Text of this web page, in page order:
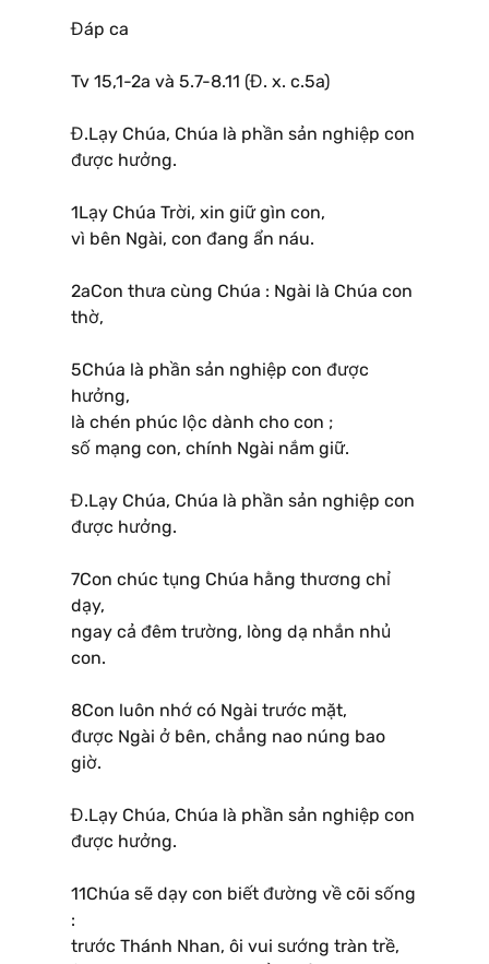
Đáp ca
Tv 15,1-2a và 5.7-8.11 (Đ. x. c.5a)
Đ.Lạy Chúa, Chúa là phần sản nghiệp con
được hưởng.
1Lạy Chúa Trời, xin giữ gìn con,
vì bên Ngài, con đang ẩn náu.
2aCon thưa cùng Chúa : Ngài là Chúa con
thờ,
5Chúa là phần sản nghiệp con được
hưởng,
là chén phúc lộc dành cho con ;
số mạng con, chính Ngài nắm giữ.
Đ.Lạy Chúa, Chúa là phần sản nghiệp con
được hưởng.
7Con chúc tụng Chúa hằng thương chỉ
dạy,
ngay cả đêm trường, lòng dạ nhắn nhủ
con.
8Con luôn nhớ có Ngài trước mặt,
được Ngài ở bên, chẳng nao núng bao
giờ.
Đ.Lạy Chúa, Chúa là phần sản nghiệp con
được hưởng.
11Chúa sẽ dạy con biết đường về cõi sống
:
trước Thánh Nhan, ôi vui sướng tràn trề,